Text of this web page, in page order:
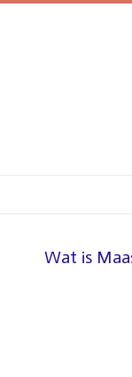
Wat is